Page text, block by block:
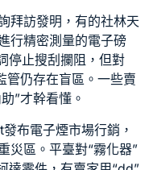
拜訪發明，有的社林天
行精密測量的電子磅
停止搜刮攔阻，但對
管仍存在盲區。一些賣
”才幹看懂。
布電子煙市場行銷，
災區。平臺對“霧化器”